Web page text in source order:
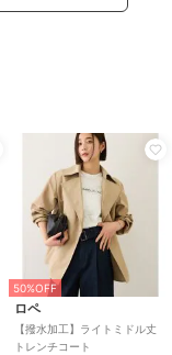
50%OFF
ロペ
【撥水加工】ライトミドル丈
トレンチコート